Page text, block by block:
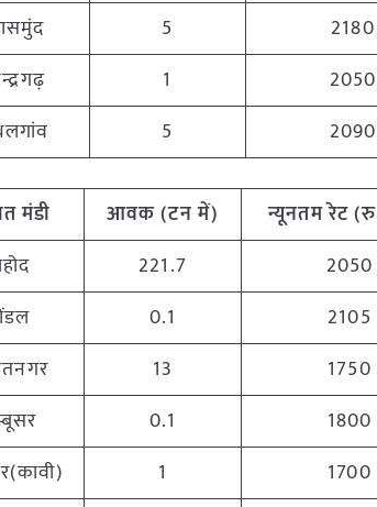
5 2180
1 2050
5 2090
मंडी आवक (टनमें) न्यूनतमरेट
221.7 2050
0.1 2105
13 1750
0.1 1800
1 1700